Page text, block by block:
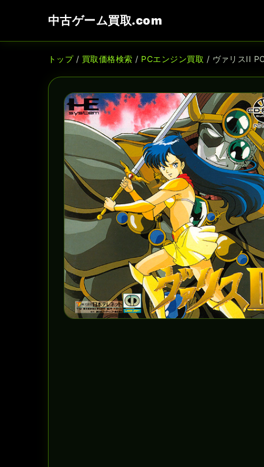
中古ゲーム買取.com
トップ/ 買取価格検索 / PCエンジン買取 / ヴァリスII